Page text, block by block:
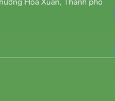
Hòa Xuân, Thành phố